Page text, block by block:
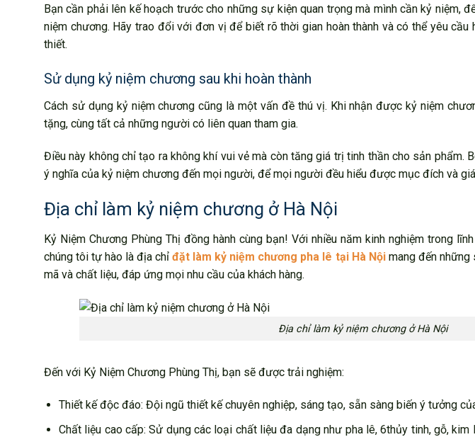
Bạn cần phải lên kế hoạch trước cho những sự kiện quan trọng mà mình cần kỷ niệm,
niệm chương. Hãy trao đổi với đơn vị để biết rõ thời gian hoàn thành và có thể yêu cầu
thiết.
Sử dụng kỷ niệm chương sau khi hoàn thành
Cách sử dụng kỷ niệm chương cũng là một vấn đề thú vị. Khi nhận được kỷ niệm
tặng, cùng tất cả những người có liên quan tham gia.
Điều này không chỉ tạo ra không khí vui vẻ mà còn tăng giá trị tinh thần cho sản phẩm.
ý nghĩa của kỷ niệm chương đến mọi người, để mọi người đều hiểu được mục đích và
Địa chỉ làm kỷ niệm chương ở Hà Nội
Kỷ Niệm Chương Phùng Thị đồng hành cùng bạn! Với nhiều năm kinh nghiệm trong
chúng tôi tự hào là địa chỉđặt làm kỷ niệm chương pha lê tại Hà Nộimang đến những
mã và chất liệu, đáp ứng mọi nhu cầu của khách hàng.
Địa chỉ làm kỷ niệm chương ở Hà Nội
Đến với Kỷ Niệm Chương Phùng Thị, bạn sẽ được trải nghiệm:
Thiết kế độc đáo: Đội ngũ thiết kế chuyên nghiệp, sáng tạo, sẵn sàng biến ý tưởng
Chất liệu cao cấp: Sử dụng các loại chất liệu đa dạng như pha lê, 6thủy tinh, gỗ,